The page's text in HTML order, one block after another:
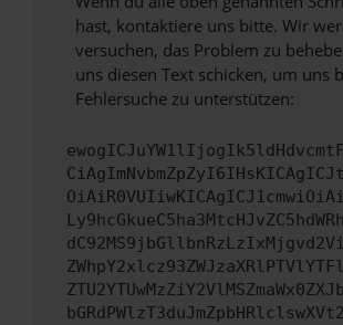
hast, kontaktiere uns bitte. Wir
versuchen, das Problem zu
uns diesen Text schicken, um uns
Fehlersuche zu unterstützen: